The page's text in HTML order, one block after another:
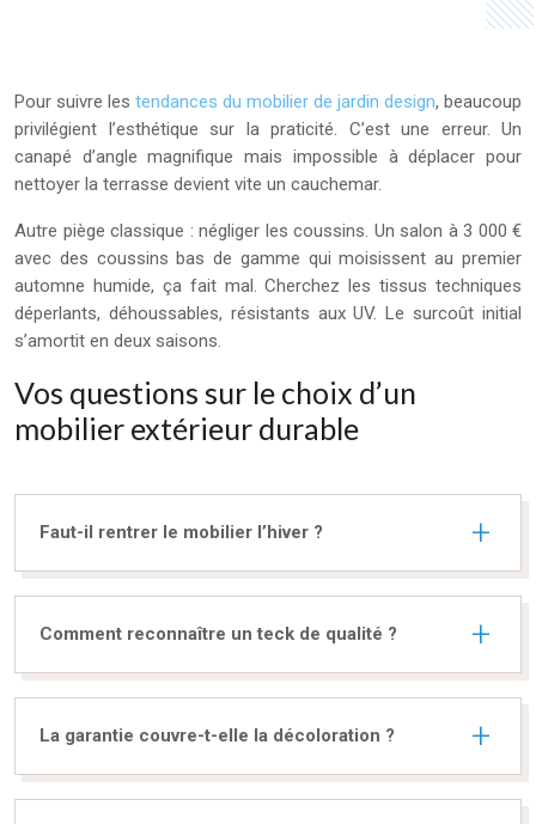
Pour suivre les tendances du mobilier de jardin design, beaucoup
privilégient l’esthétique sur la praticité. C’est une erreur. Un
canapé d’angle magnifique mais impossible à déplacer pour
nettoyer la terrasse devient vite un cauchemar.
Autre piège classique : négliger les coussins. Un salon à 3 000 €
avec des coussins bas de gamme qui moisissent au premier
automne humide, ça fait mal. Cherchez les tissus techniques
déperlants, déhoussables, résistants aux UV. Le surcoût initial
s’amortit en deux saisons.
Vos questions sur le choix d’un
mobilier extérieur durable
Faut-il rentrer le mobilier l’hiver ?
Comment reconnaître un teck de qualité ?
La garantie couvre-t-elle la décoloration ?